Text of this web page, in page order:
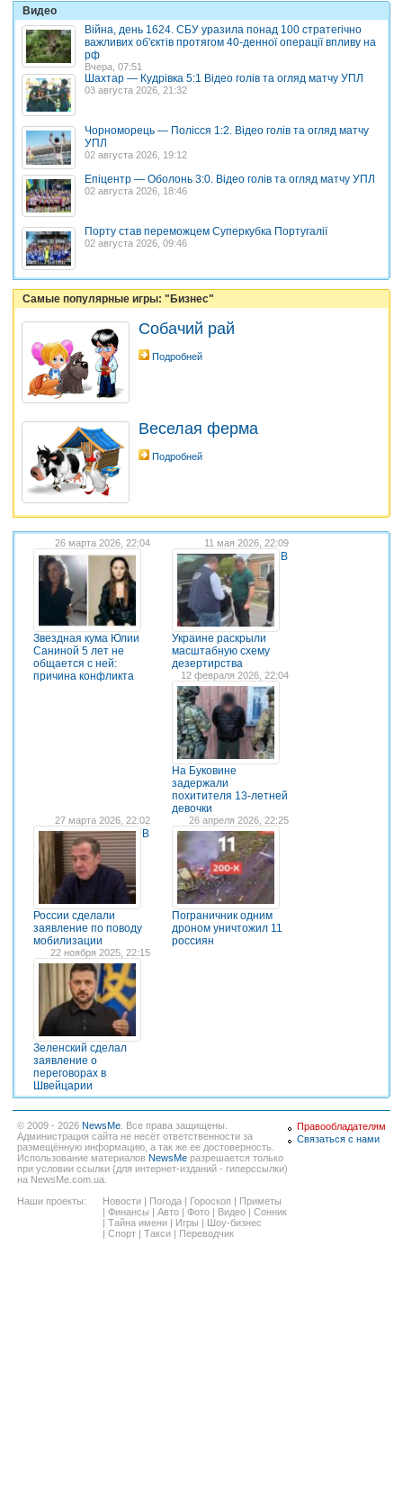
Видео
Війна, день 1624. СБУ уразила понад 100 стратегічно
важливих об'єктів протягом 40-денної операції впливу на
рф
Вчера, 07:51
Шахтар — Кудрівка 5:1 Відео голів та огляд матчу УПЛ
03 августа 2026, 21:32
Чорноморець — Полісся 1:2. Відео голів та огляд матчу
УПЛ
02 августа 2026, 19:12
Епіцентр — Оболонь 3:0. Відео голів та огляд матчу УПЛ
02 августа 2026, 18:46
Порту став переможцем Суперкубка Португалії
02 августа 2026, 09:46
Самые популярные игры: "Бизнес"
Собачий рай
Подробней
Веселая ферма
Подробней
26 марта 2026, 22:04
Звездная кума Юлии
Саниной 5 лет не
общается с ней:
причина конфликта
11 мая 2026, 22:09
В
Украине раскрыли
масштабную схему
дезертирства
12 февраля 2026, 22:04
На Буковине
задержали
похитителя 13-летней
девочки
27 марта 2026, 22:02
В
России сделали
заявление по поводу
мобилизации
26 апреля 2026, 22:25
Пограничник одним
дроном уничтожил 11
россиян
22 ноября 2025, 22:15
Зеленский сделал
заявление о
переговорах в
Швейцарии
© 2009 - 2026 NewsMe . Все права защищены.
Администрация сайта не несёт ответственности за
размещённую информацию, а так же ее достоверность.
Использование материалов NewsMe разрешается только
при условии ссылки (для интернет-изданий - гиперссылки)
на NewsMe.com.ua.
Наши проекты:
Новости | Погода | Гороскоп | Приметы
| Финансы | Авто | Фото | Видео | Сонник
| Тайна имени | Игры | Шоу-бизнес
| Спорт | Такси | Переводчик
Правообладателям
Связаться с нами